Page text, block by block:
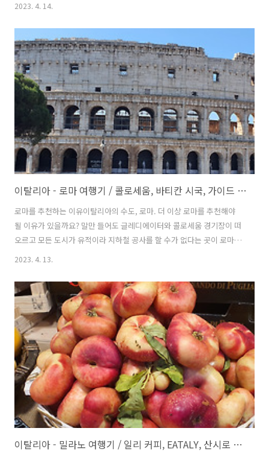
손꼽을 정도로 유명한 메디치 가문은 금융업으로 시작하여 정계에 진출
하고 13~17세기 피렌체 지방에서 가장 영향력이 있었던 가문입니다. 메
디치 은행은 전 유럽을 통틀어도 가장 부유한 죽에 속하는 은행이었고 너
무나도 유명한 예술가들을 후원하여 피렌체를 문화적, 경제적으로 발전
시킨 가문이라고 합니다. 후원을 받았던 예술가는 미켈란젤로, 레오나르
도 다빈치, 라파엘로 같이 ..
2023. 4. 14.
이탈리아 - 로마 여행기 / 콜로세움, 바티칸 시국, 가이드 투어
로마를 추천하는 이유이탈리아의 수도, 로마. 더 이상 로마를 추천해야
될 이유가 있을까요? 말만 들어도 글레디에이터와 콜로세움 경기장이 떠
오르고 모든 도시가 유적이라 지하철 공사를 할 수가 없다는 곳이 로마입
니다. 각 세계 관광객들이 모여들고 특히나 자존심이 강한 미국인들이 동
면 무조건 방문해야 하는 도시가 되겠습니다. 다만 로마 여행을 계획 중
이시라면 중간 혹은 마지막 스케줄로 구성하시는 것이 좋습니다. 로마에
서 본 성당이나 유적을 본 이후에 어떤 곳을 가더라도 시시하게 느껴질
수 있기 때문입니다. 로마라는 도시는 눈으로만 보면 안 됩니다. 역사를
듣고 이해하고 과거의 이야기를 듣고 오늘날을 비추어 볼 수 있다면 훨씬
더 가슴에 와닿는 ..
2023. 4. 13.
이탈리아 - 밀라노 여행기 / 일리 커피, EATALY, 산시로 경기장